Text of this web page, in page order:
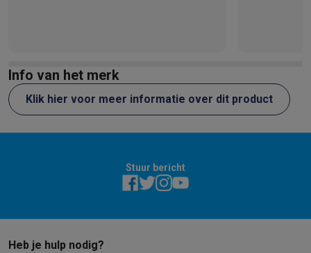
Info van het merk
Klik hier voor meer informatie over dit product
Stuur bericht
Heb je hulp nodig?